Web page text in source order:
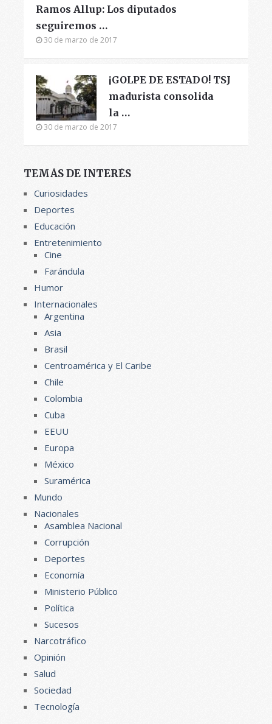
Ramos Allup: Los diputados
seguiremos …
30 de marzo de 2017
¡GOLPE DE ESTADO! TSJ
madurista consolida
la …
30 de marzo de 2017
TEMÁS DE INTERÉS
Curiosidades
Deportes
Educación
Entretenimiento
Cine
Farándula
Humor
Internacionales
Argentina
Asia
Brasil
Centroamérica y El Caribe
Chile
Colombia
Cuba
EEUU
Europa
México
Suramérica
Mundo
Nacionales
Asamblea Nacional
Corrupción
Deportes
Economía
Ministerio Público
Política
Sucesos
Narcotráfico
Opinión
Salud
Sociedad
Tecnología